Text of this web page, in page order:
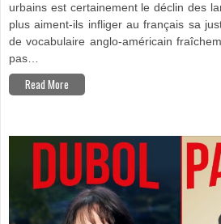
urbains est certainement le déclin des
plus aiment-ils infliger au français sa
de vocabulaire anglo-américain
pas…
Read More